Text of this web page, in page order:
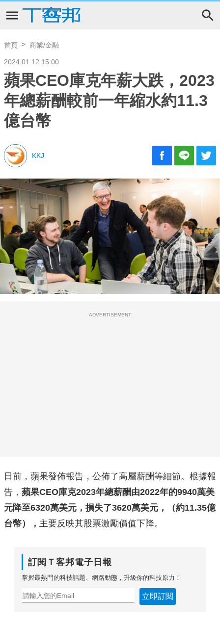
首頁 商業/金融
2024.01.12 15:00
蘋果CEO庫克年薪大跌，2023
年總薪酬較前一年縮水約11.3
億台幣
KKJ
ADVERTISEMENT
日前，蘋果發佈報告，公佈了高層薪酬等細節。根據報
告， 蘋果CEO庫克2023年總薪酬由2022年的9940萬美
元降至6320萬美元，損失了3620萬美元，（約11.35億
台幣）， 主要反映其股票激勵價值下降。
訂閱Ｔ客邦電子日報
掌握最熱門的科技話題、網路動態，升級你的科技原力！
立即訂閱